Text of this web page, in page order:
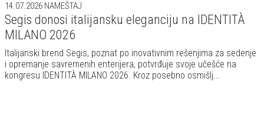
14.07.2026 NAMEŠTAJ
Segis donosi italijansku eleganciju na IDENTITÀ
MILANO 2026
Italijanski brend Segis, poznat po inovativnim rešenjima za sedenje
i opremanje savremenih enterijera, potvrđuje svoje učešće na
kongresu IDENTITÀ MILANO 2026. Kroz posebno osmišlj...